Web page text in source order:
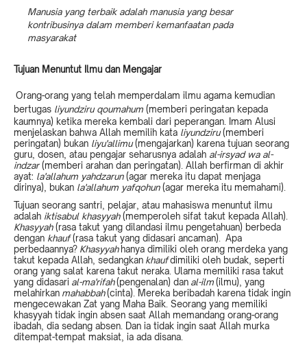
Manusia yang terbaik adalah manusia yang besar
kontribusinya dalam memberi kemanfaatan pada
masyarakat
Tujuan Menuntut Ilmu dan Mengajar
Orang-orang yang telah memperdalam ilmu agama kemudian
bertugas liyundziru qoumahum (memberi peringatan kepada
kaumnya) ketika mereka kembali dari peperangan. Imam Alusi
menjelaskan bahwa Allah memilih kata liyundziru(memberi
peringatan) bukan liyu'allimu(mengajarkan) karena tujuan seorang
guru, dosen, atau pengajar seharusnya adalah al-irsyad wa al-
indzar(memberi arahan dan peringatan). Allah berfirman di akhir
ayat: la'allahum yahdzarun(agar mereka itu dapat menjaga
dirinya), bukan la'allahum yafqohun(agar mereka itu memahami).
Tujuan seorang santri, pelajar, atau mahasiswa menuntut ilmu
adalah iktisabul khasyyah(memperoleh sifat takut kepada Allah).
Khasyyah(rasa takut yang dilandasi ilmu pengetahuan) berbeda
dengan khauf(rasa takut yang didasari ancaman). Apa
perbedaannya? Khasyyahhanya dimiliki oleh orang merdeka yang
takut kepada Allah, sedangkan khaufdimiliki oleh budak, seperti
orang yang salat karena takut neraka. Ulama memiliki rasa takut
yang didasari al-ma'rifah(pengenalan) dan al-ilm(ilmu), yang
melahirkan mahabbah(cinta). Mereka beribadah karena tidak ingin
mengecewakan Zat yang Maha Baik. Seorang yang memiliki
khasyyah tidak ingin absen saat Allah memandang orang-orang
ibadah, dia sedang absen. Dan ia tidak ingin saat Allah murka
ditempat-tempat maksiat, ia ada disana.